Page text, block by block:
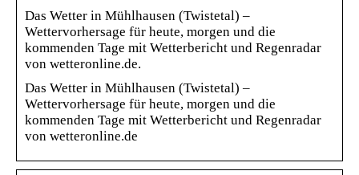
Das Wetter in Mühlhausen (Twistetal) –
Wettervorhersage für heute, morgen und die
kommenden Tage mit Wetterbericht und Regenradar
von wetteronline.de.
Das Wetter in Mühlhausen (Twistetal) –
Wettervorhersage für heute, morgen und die
kommenden Tage mit Wetterbericht und Regenradar
von wetteronline.de